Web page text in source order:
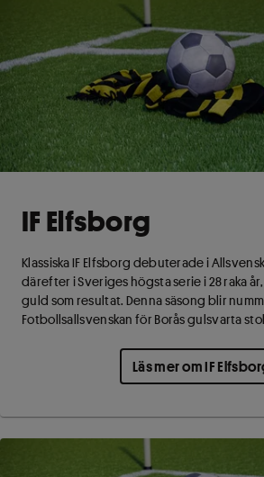
IF Elfsborg
Klassiska IF Elfsborg debuterade i
därefter i Sveriges högsta serie i 28 raka
guld som resultat. Denna säsong blir
Fotbollsallsvenskan för Borås gulsvarta
Läs mer om IF